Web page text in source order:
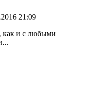
21:09
как и с любыми